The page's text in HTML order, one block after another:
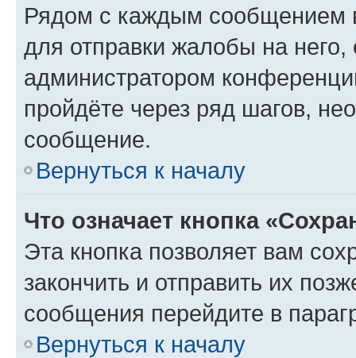
Рядом с каждым сообщением
для отправки жалобы на
администратором
пройдёте через ряд шагов,
сообщение.
Вернуться к началу
Что означает кнопка
Эта кнопка позволяет вам
закончить и отправить их
сообщения перейдите в
Вернуться к началу